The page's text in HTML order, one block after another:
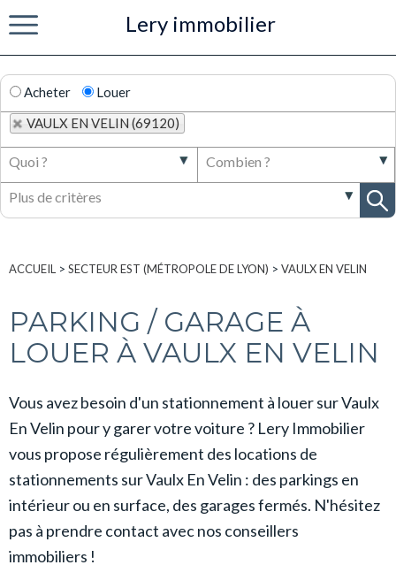
Lery immobilier
Acheter
Louer
VAULX EN VELIN (69120)
ACCUEIL > SECTEUR EST (MÉTROPOLE DE LYON) > VAULX EN VELIN
PARKING / GARAGE À
LOUER À VAULX EN VELIN
Vous avez besoin d'un stationnement à louer sur Vaulx
En Velin pour y garer votre voiture ? Lery Immobilier
vous propose régulièrement des locations de
stationnements sur Vaulx En Velin : des parkings en
intérieur ou en surface, des garages fermés. N'hésitez
pas à prendre contact avec nos conseillers
immobiliers !